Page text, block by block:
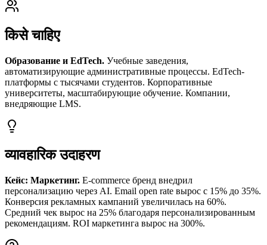
किसे चाहिए
Образование и EdTech. Учебные заведения,
автоматизирующие административные процессы. EdTech-
платформы с тысячами студентов. Корпоративные
университеты, масштабирующие обучение. Компании,
внедряющие LMS.
व्यावहारिक उदाहरण
Кейс: Маркетинг. E-commerce бренд внедрил
персонализацию через AI. Email open rate вырос с 15% до 35%.
Конверсия рекламных кампаний увеличилась на 60%.
Средний чек вырос на 25% благодаря персонализированным
рекомендациям. ROI маркетинга вырос на 300%.